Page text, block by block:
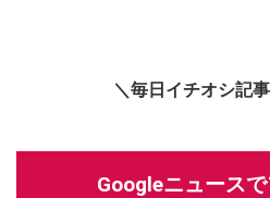
＼毎日イチオシ記
Googleニュース